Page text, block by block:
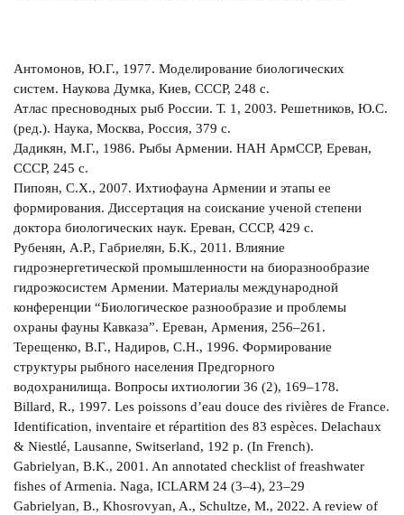
Антомонов, Ю.Г., 1977. Моделирование биологических
систем. Наукова Думка, Киев, СССР, 248 с.
Атлас пресноводных рыб России. Т. 1, 2003. Решетников, Ю.С.
(ред.). Наука, Москва, Россия, 379 с.
Дадикян, М.Г., 1986. Рыбы Армении. НАН АрмССР, Ереван,
СССР, 245 с.
Пипоян, С.Х., 2007. Ихтиофауна Армении и этапы ее
формирования. Диссертация на соискание ученой степени
доктора биологических наук. Ереван, СССР, 429 с.
Рубенян, А.Р., Габриелян, Б.К., 2011. Влияние
гидроэнергетической промышленности на биоразнообразие
гидроэкосистем Армении. Материалы международной
конференции “Биологическое разнообразие и проблемы
охраны фауны Кавказа”. Ереван, Армения, 256–261.
Терещенко, В.Г., Надиров, С.Н., 1996. Формирование
структуры рыбного населения Предгорного
водохранилища. Вопросы ихтиологии 36 (2), 169–178.
Billard, R., 1997. Les poissons d’eau douce des rivières de France.
Identification, inventaire et répartition des 83 espèces. Delachaux
& Niestlé, Lausanne, Switserland, 192 p. (In French).
Gabrielyan, B.K., 2001. An annotated checklist of freashwater
fishes of Armenia. Naga, ICLARM 24 (3–4), 23–29
Gabrielyan, B., Khosrovyan, A., Schultze, M., 2022. A review of